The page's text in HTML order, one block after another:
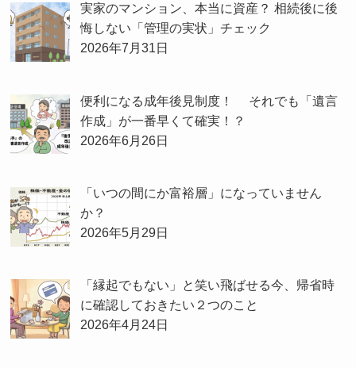
実家のマンション、本当に資産？ 相続後に後
悔しない「管理の実状」チェック
2026年7月31日
便利になる成年後見制度！ それでも「遺言
作成」が一番早くて確実！？
2026年6月26日
「いつの間にか富裕層」になっていません
か？
2026年5月29日
「縁起でもない」と笑い飛ばせる今、帰省時
に確認しておきたい２つのこと
2026年4月24日